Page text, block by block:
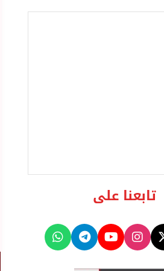
تابعنا على